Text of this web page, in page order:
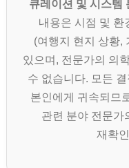
큐레이션 및 시스템
내용은 시점 및 환
(여행지 현지 상황,
있으며, 전문가의 의
수 없습니다. 모든
본인에게 귀속되므
관련 분야 전문가
재확